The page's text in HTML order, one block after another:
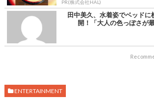
PR(株式会社HAL)
田中美久、水着姿でベッドに
開！「大人の色っぽさが
ENTERTAINMENT